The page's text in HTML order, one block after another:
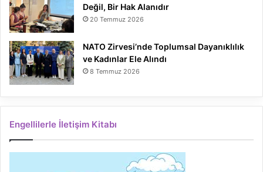
Değil, Bir Hak Alanıdır
20 Temmuz 2026
NATO Zirvesi’nde Toplumsal Dayanıklılık
ve Kadınlar Ele Alındı
8 Temmuz 2026
Engellilerle İletişim Kitabı